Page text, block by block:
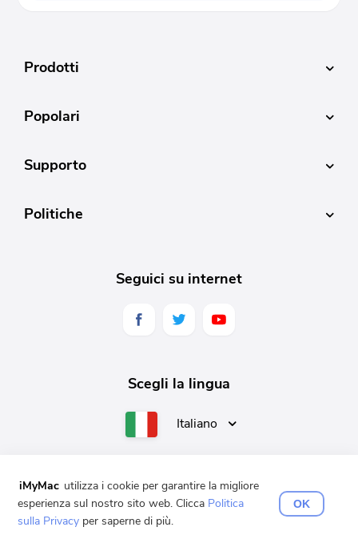
Prodotti
Popolari
Supporto
Politiche
Seguici su internet
Scegli la lingua
Italiano
English Français Deutsch Español
日本語
Copyright © 2025 iMyMac. Tutti i diritti riservati.
iMyMac utilizza i cookie per garantire la migliore
esperienza sul nostro sito web. Clicca Politica
sulla Privacy per saperne di più.
OK